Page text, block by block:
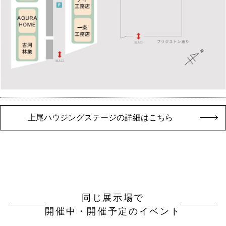
上尾ハウジングステージの詳細はこちら
同じ展示場で
開催中・開催予定のイベント